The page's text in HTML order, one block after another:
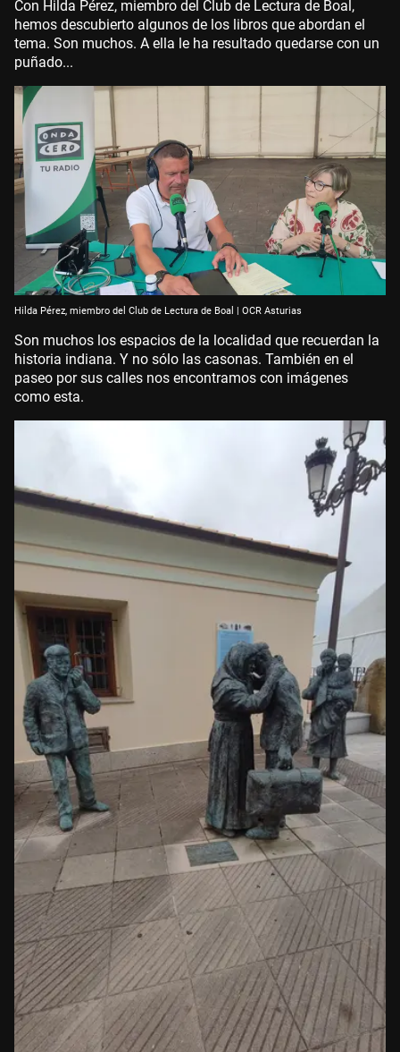
Con Hilda Pérez, miembro del Club de Lectura de Boal,
hemos descubierto algunos de los libros que abordan el
tema. Son muchos. A ella le ha resultado quedarse con un
puñado...
Hilda Pérez, miembro del Club de Lectura de Boal | OCR Asturias
Son muchos los espacios de la localidad que recuerdan la
historia indiana. Y no sólo las casonas. También en el
paseo por sus calles nos encontramos con imágenes
como esta.